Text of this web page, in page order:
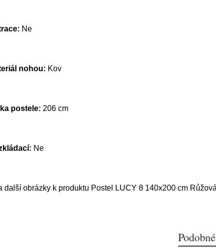
Ne
nohou: Kov
postele: 206 cm
Ne
další obrázky k produktu Postel LUCY 8 140x200 cm